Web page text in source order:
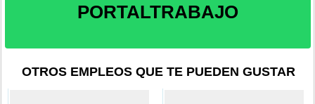
PORTALTRABAJO
OTROS EMPLEOS QUE TE PUEDEN GUSTAR